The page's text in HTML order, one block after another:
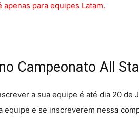
apenas para equipes Latam.
Campeonato All
a sua equipe é até dia 20 de
equipe e se inscreverem nessa